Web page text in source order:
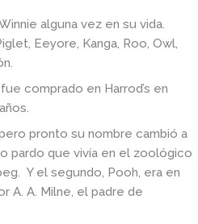
alguna vez en su vida.
Eeyore, Kanga, Roo, Owl,
comprado en Harrod’s en
pronto su nombre cambió a
pardo que vivía en el zoológico
Y el segundo, Pooh, era en
A. A. Milne, el padre de